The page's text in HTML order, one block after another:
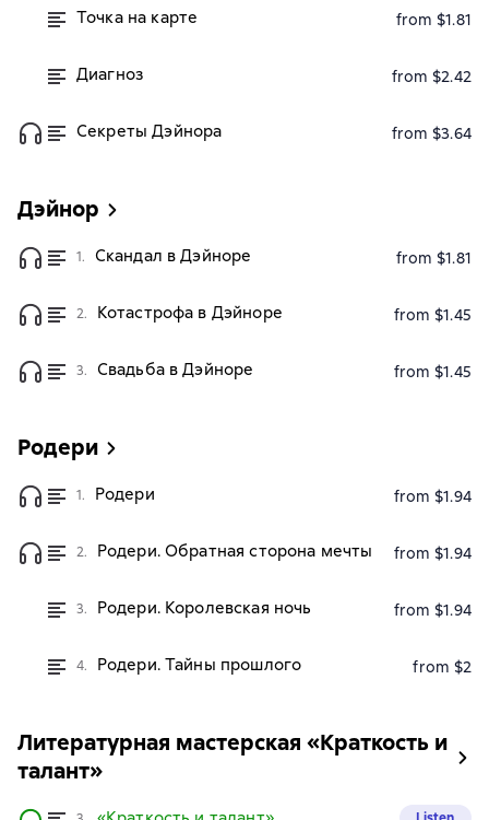
Точка на карте from $1.81
Диагноз from $2.42
Секреты Дэйнора from $3.64
Дэйнор
1. Скандал в Дэйноре from $1.81
2. Котастрофа в Дэйноре from $1.45
3. Свадьба в Дэйноре from $1.45
Родери
1. Родери from $1.94
2. Родери. Обратная сторона мечты from $1.94
3. Родери. Королевская ночь from $1.94
4. Родери. Тайны прошлого from $2
Литературная мастерская «Краткость и
талант»